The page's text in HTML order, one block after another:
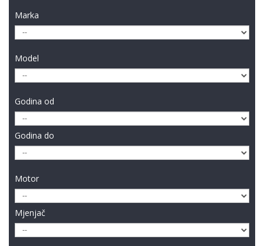
Marka
Model
Godina od
Godina do
Motor
Mjenjač